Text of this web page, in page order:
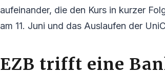
aufeinander, die den Kurs in kurzer
am 11. Juni und das Auslaufen der
EZB trifft eine